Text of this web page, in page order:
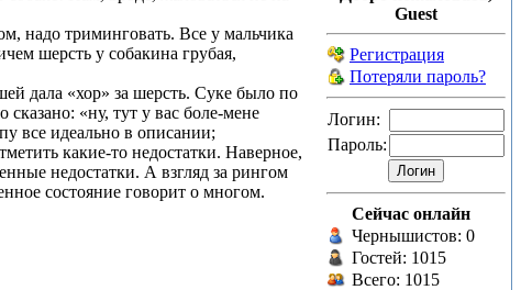
надо триминговать. Все у мальчика
шерсть у собакина грубая,
дала «хор» за шерсть. Суке было по
«ну, тут у вас боле-мене
все идеально в описании;
какие-то недостатки. Наверное,
недостатки. А взгляд за рингом
состояние говорит о многом.
Guest
Регистрация
Потеряли пароль?
Логин:
Пароль:
Сейчас онлайн
Чернышистов: 0
Гостей: 1015
Всего: 1015